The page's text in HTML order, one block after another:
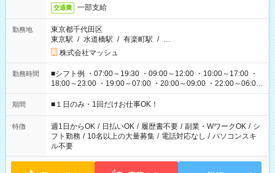
交通費 一部支給
勤務地
東京都千代田区
東京駅 / 水道橋駅 / 有楽町駅 / …
株式会社マッシュ
勤務時間
■シフト例 ・07:00～19:30 ・09:00～12:00 ・10:00～17:00 ・
18:00～23:00 ・19:00～07:00 ・20:00～09:00 ・22:00～06:00
etc ★最短で3時間で5,120円のお仕事から 15時間で2万円近く稼
げるお仕事も！ ご希望のお時間に合わせてご紹介！ ※シフトは
ください！
期間 ■１日のみ・1回だけお仕事OK！
特徴 週1日からOK / 日払いOK / 履歴書不要 / 副業・WワークOK / シ
フト勤務 / 10名以上の大量募集 / 電話対応なし / パソコンスキ
ル不要